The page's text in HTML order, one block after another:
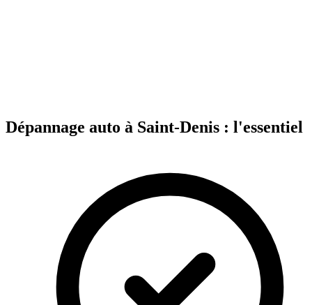
Dépannage auto à Saint-Denis : l'essentiel